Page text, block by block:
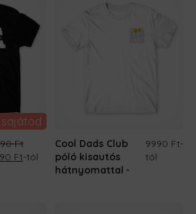
sajátod
Ft
FtCurrent
-tól
Cool Dads Club
póló kisautós
hátnyomattal
9990 Ft-
tól